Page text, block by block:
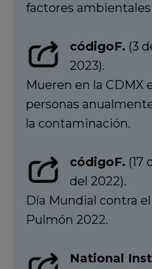
factores ambientales
códigoF. (3
2023).
Mueren en la CDMX
personas
la contaminación.
códigoF. (17
del 2022).
Día Mundial contra
Pulmón 2022.
National